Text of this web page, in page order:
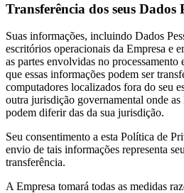
Transferência dos seus Dados
Suas informações, incluindo Dados
escritórios operacionais da Empresa e
as partes envolvidas no
que essas informações podem ser
computadores localizados fora do seu
outra jurisdição governamental onde as
podem diferir das da sua jurisdição.
Seu consentimento a esta Política de
envio de tais informações representa
transferência.
A Empresa tomará todas as medidas